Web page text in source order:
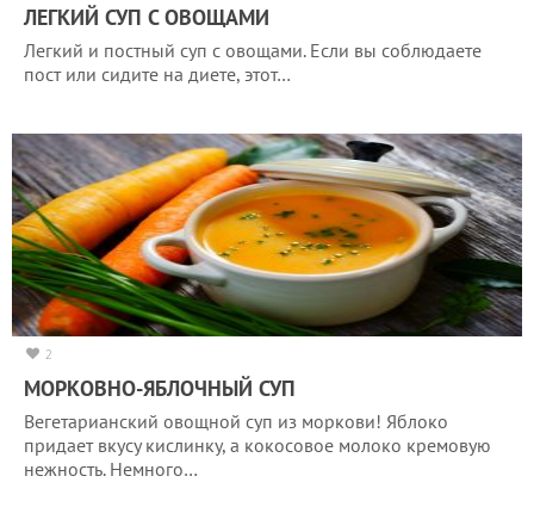
ЛЕГКИЙ СУП С ОВОЩАМИ
Легкий и постный суп с овощами. Если вы соблюдаете
пост или сидите на диете, этот…
2
МОРКОВНО-ЯБЛОЧНЫЙ СУП
Вегетарианский овощной суп из моркови! Яблоко
придает вкусу кислинку, а кокосовое молоко кремовую
нежность. Немного…